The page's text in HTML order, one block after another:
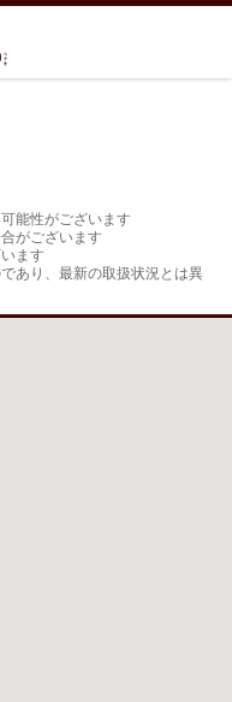
能性がございます
がございます
ます
あり、最新の取扱状況とは異